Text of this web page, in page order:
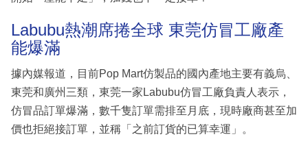
Labubu熱潮席捲全球 東莞仿冒工廠產
能爆滿
據內媒報道，目前Pop Mart仿製品的國內產地主要有義烏、
東莞和廣州三類，東莞一家Labubu仿冒工廠負責人表示，
仿冒品訂單爆滿，數千隻訂單需排至月底，現時廠商甚至加
價也拒絕接訂單，並稱「之前訂貨的已算幸運」。